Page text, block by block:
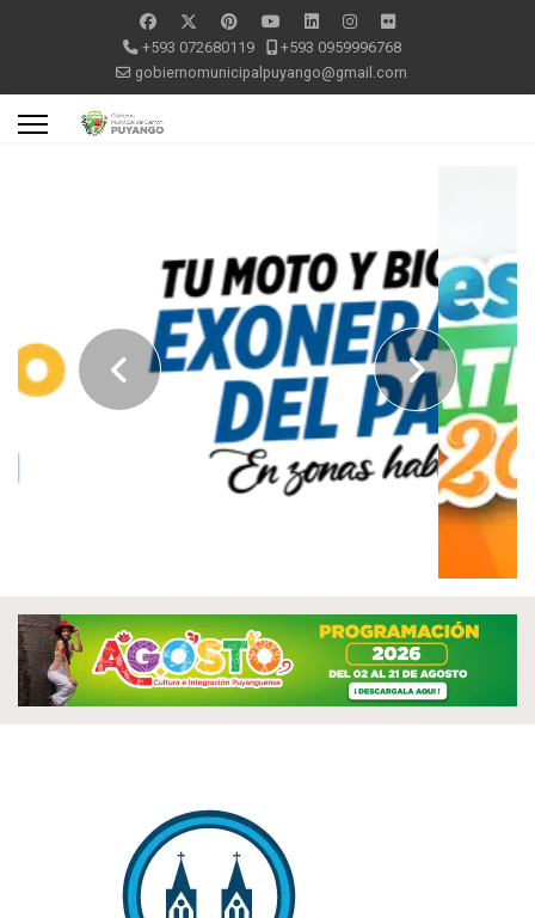
+593 072680119
+593 0959996768
gobiernomunicipalpuyango@gmail.com